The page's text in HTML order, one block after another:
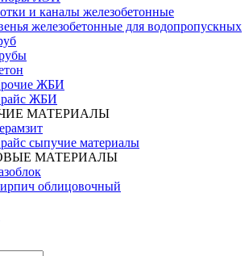
и каналы железобетонные
железобетонные для водопропускных
ЖБИ
ЖБИ
МАТЕРИАЛЫ
сыпучие материалы
МАТЕРИАЛЫ
облицовочный